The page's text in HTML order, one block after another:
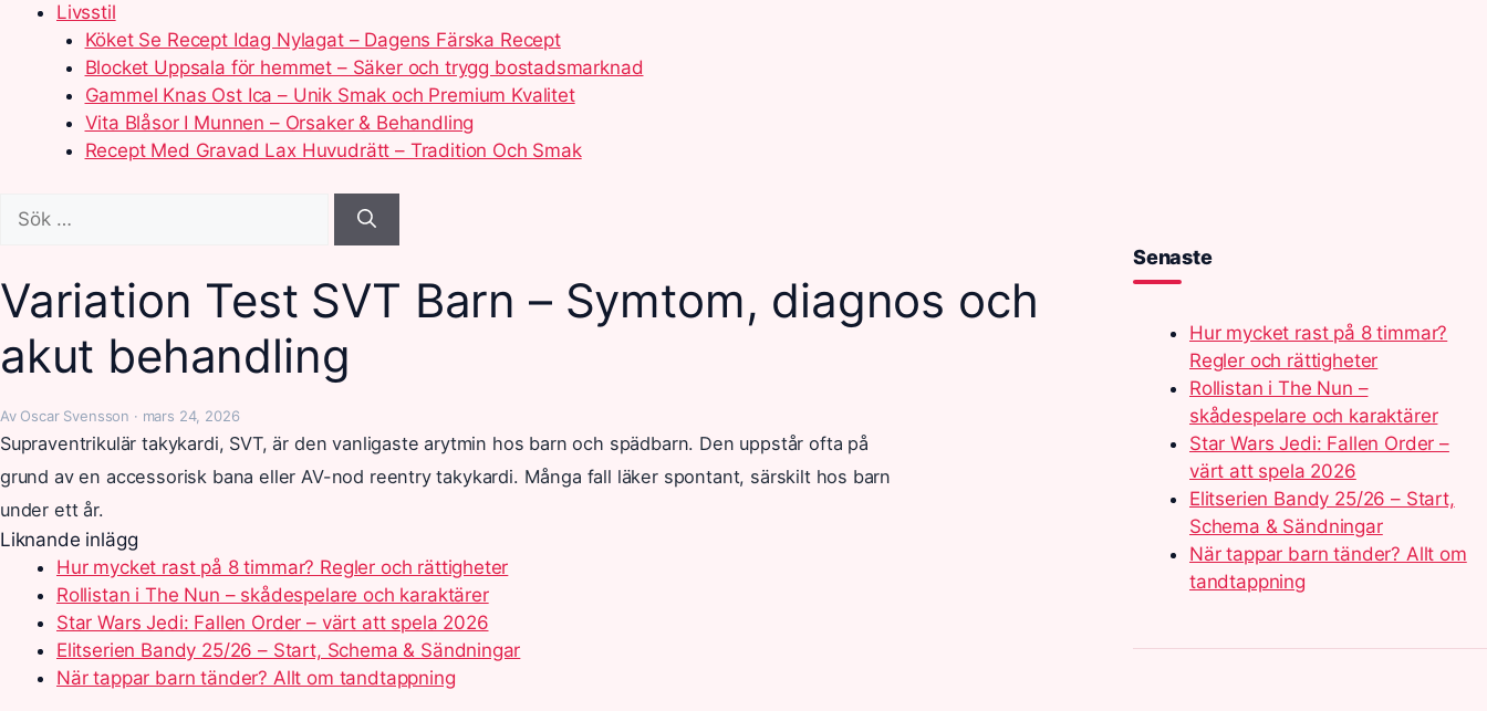
Livsstil
Köket Se Recept Idag Nylagat – Dagens Färska Recept
Blocket Uppsala för hemmet – Säker och trygg bostadsmarknad
Gammel Knas Ost Ica – Unik Smak och Premium Kvalitet
Vita Blåsor I Munnen – Orsaker & Behandling
Recept Med Gravad Lax Huvudrätt – Tradition Och Smak
efter:
Variation Test SVT Barn – Symtom, diagnos och
akut behandling
Av Oscar Svensson · mars 24, 2026
Supraventrikulär takykardi, SVT, är den vanligaste arytmin hos barn och spädbarn. Den uppstår ofta på
grund av en accessorisk bana eller AV-nod reentry takykardi. Många fall läker spontant, särskilt hos barn
under ett år.
Liknande inlägg
Hur mycket rast på 8 timmar? Regler och rättigheter
Rollistan i The Nun – skådespelare och karaktärer
Star Wars Jedi: Fallen Order – värt att spela 2026
Elitserien Bandy 25/26 – Start, Schema & Sändningar
När tappar barn tänder? Allt om tandtappning
Senaste
Hur mycket rast på 8 timmar?
Regler och rättigheter
Rollistan i The Nun –
skådespelare och karaktärer
Star Wars Jedi: Fallen Order –
värt att spela 2026
Elitserien Bandy 25/26 – Start,
Schema & Sändningar
När tappar barn tänder? Allt om
tandtappning